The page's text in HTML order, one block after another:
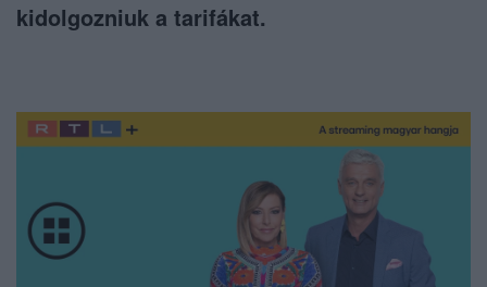
kidolgozniuk a tarifákat.